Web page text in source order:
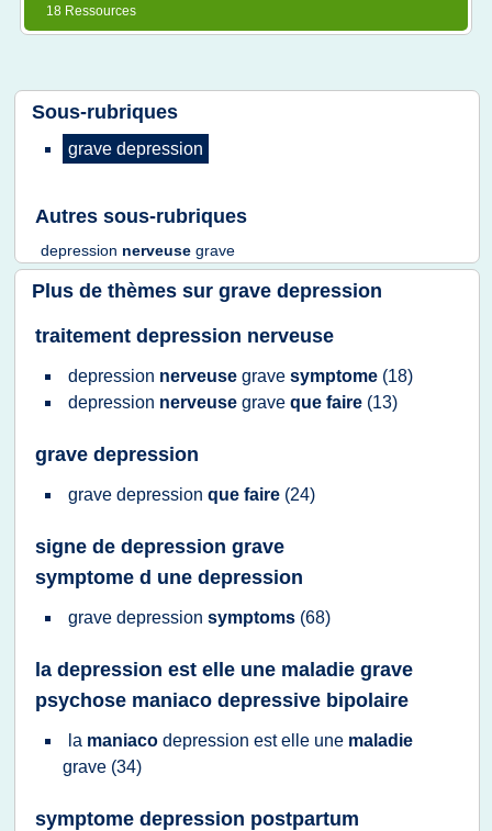
18 Ressources
Sous-rubriques
grave depression
Autres sous-rubriques
depression nerveuse grave
Plus de thèmes sur grave depression
traitement depression nerveuse
depression nerveuse grave symptome (18)
depression nerveuse grave que faire (13)
grave depression
grave depression que faire (24)
signe de depression grave
symptome d une depression
grave depression symptoms (68)
la depression est elle une maladie grave
psychose maniaco depressive bipolaire
la maniaco depression est elle une maladie
grave (34)
symptome depression postpartum